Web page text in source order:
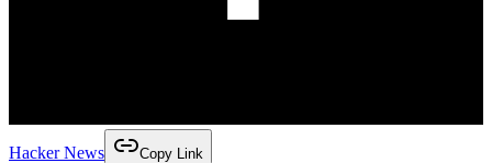
Hacker News Copy Link